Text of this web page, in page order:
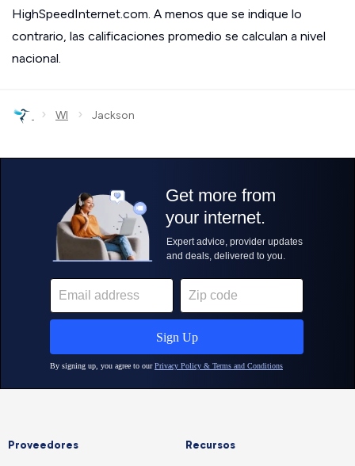
HighSpeedInternet.com. A menos que se indique lo
contrario, las calificaciones promedio se calculan a nivel
nacional.
› WI › Jackson
Proveedores Recursos